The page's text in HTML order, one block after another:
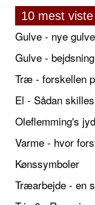
10 mest viste
Gulve - nye
Gulve -
Træ - forskellen
El - Sådan
Oleflemming's
Varme - hvor
Kønssymboler
Træarbejde - en